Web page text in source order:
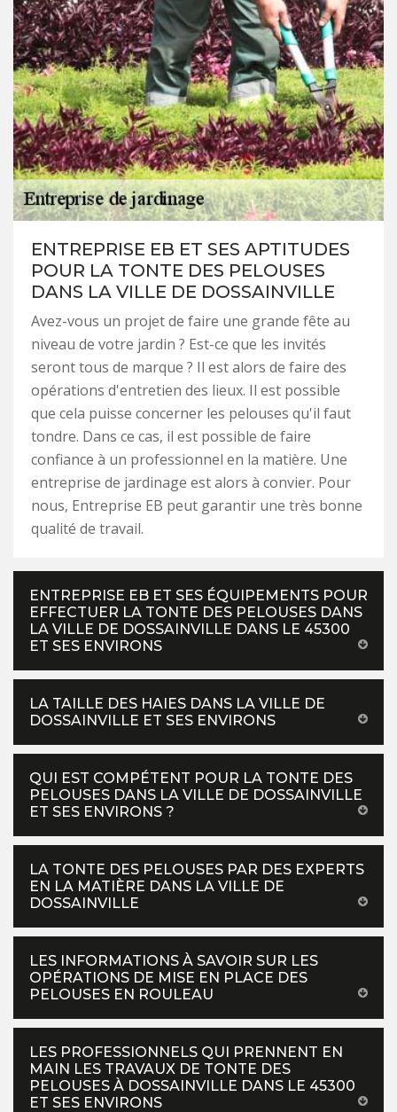
ENTREPRISE EB ET SES APTITUDES
POUR LA TONTE DES PELOUSES
DANS LA VILLE DE DOSSAINVILLE
Avez-vous un projet de faire une grande fête au
niveau de votre jardin ? Est-ce que les invités
seront tous de marque ? Il est alors de faire des
opérations d'entretien des lieux. Il est possible
que cela puisse concerner les pelouses qu'il faut
tondre. Dans ce cas, il est possible de faire
confiance à un professionnel en la matière. Une
entreprise de jardinage est alors à convier. Pour
nous, Entreprise EB peut garantir une très bonne
qualité de travail.
ENTREPRISE EB ET SES ÉQUIPEMENTS POUR
EFFECTUER LA TONTE DES PELOUSES DANS
LA VILLE DE DOSSAINVILLE DANS LE 45300
ET SES ENVIRONS
LA TAILLE DES HAIES DANS LA VILLE DE
DOSSAINVILLE ET SES ENVIRONS
QUI EST COMPÉTENT POUR LA TONTE DES
PELOUSES DANS LA VILLE DE DOSSAINVILLE
ET SES ENVIRONS ?
LA TONTE DES PELOUSES PAR DES EXPERTS
EN LA MATIÈRE DANS LA VILLE DE
DOSSAINVILLE
LES INFORMATIONS À SAVOIR SUR LES
OPÉRATIONS DE MISE EN PLACE DES
PELOUSES EN ROULEAU
LES PROFESSIONNELS QUI PRENNENT EN
MAIN LES TRAVAUX DE TONTE DES
PELOUSES À DOSSAINVILLE DANS LE 45300
ET SES ENVIRONS